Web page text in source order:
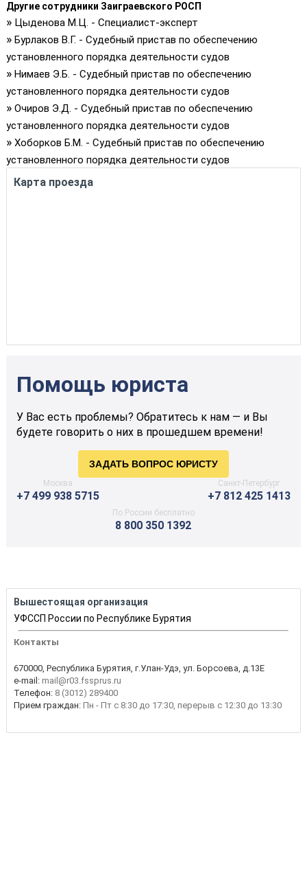
Другие сотрудники Заиграевского РОСП
» Цыденова М.Ц. - Специалист-эксперт
» Бурлаков В.Г. - Судебный пристав по обеспечению
установленного порядка деятельности судов
» Нимаев Э.Б. - Судебный пристав по обеспечению
установленного порядка деятельности судов
» Очиров Э.Д. - Судебный пристав по обеспечению
установленного порядка деятельности судов
» Хоборков Б.М. - Судебный пристав по обеспечению
установленного порядка деятельности судов
Карта проезда
Помощь юриста
У Вас есть проблемы? Обратитесь к нам — и Вы
будете говорить о них в прошедшем времени!
Москва
+7 499 938 5715
Санкт-Петербург
+7 812 425 1413
По России бесплатно
8 800 350 1392
Вышестоящая организация
УФССП России по Республике Бурятия
Контакты
670000, Республика Бурятия, г.Улан-Удэ, ул. Борсоева, д.13Е
e-mail:mail@r03.fssprus.ru
Телефон:8 (3012) 289400
Прием граждан:Пн - Пт с 8:30 до 17:30, перерыв с 12:30 до 13:30